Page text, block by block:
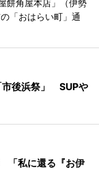
餅角屋本店」（伊勢
「おはらい町」通
市後浜祭」 SUPや
「私に還る『お伊